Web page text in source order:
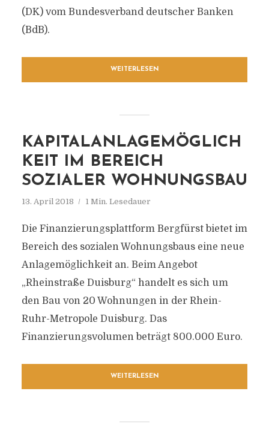
(DK) vom Bundesverband deutscher Banken
(BdB).
WEITERLESEN
KAPITALANLAGEMÖGLICH
KEIT IM BEREICH
SOZIALER WOHNUNGSBAU
13. April 2018 1 Min. Lesedauer
Die Finanzierungsplattform Bergfürst bietet im
Bereich des sozialen Wohnungsbaus eine neue
Anlagemöglichkeit an. Beim Angebot
„Rheinstraße Duisburg“ handelt es sich um
den Bau von 20 Wohnungen in der Rhein-
Ruhr-Metropole Duisburg. Das
Finanzierungsvolumen beträgt 800.000 Euro.
WEITERLESEN